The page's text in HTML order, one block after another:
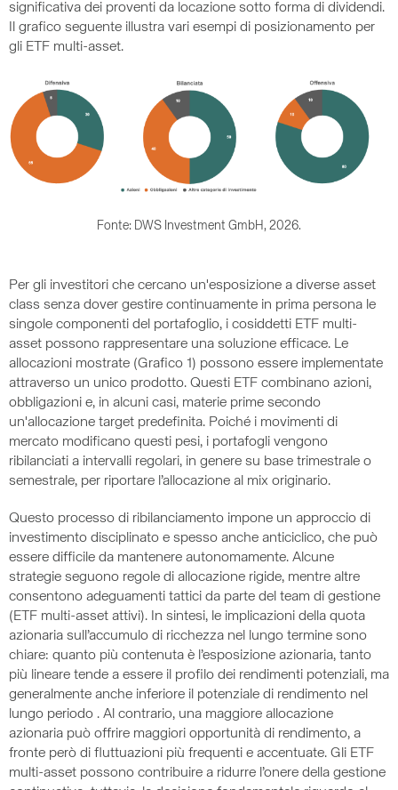
significativa dei proventi da locazione sotto forma di dividendi.
Il grafico seguente illustra vari esempi di posizionamento per
gli ETF multi-asset.
Fonte: DWS Investment GmbH, 2026.
Per gli investitori che cercano un'esposizione a diverse asset
class senza dover gestire continuamente in prima persona le
singole componenti del portafoglio, i cosiddetti ETF multi-
asset possono rappresentare una soluzione efficace. Le
allocazioni mostrate (Grafico 1) possono essere implementate
attraverso un unico prodotto. Questi ETF combinano azioni,
obbligazioni e, in alcuni casi, materie prime secondo
un'allocazione target predefinita. Poiché i movimenti di
mercato modificano questi pesi, i portafogli vengono
ribilanciati a intervalli regolari, in genere su base trimestrale o
semestrale, per riportare l’allocazione al mix originario.
Questo processo di ribilanciamento impone un approccio di
investimento disciplinato e spesso anche anticiclico, che può
essere difficile da mantenere autonomamente. Alcune
strategie seguono regole di allocazione rigide, mentre altre
consentono adeguamenti tattici da parte del team di gestione
(ETF multi-asset attivi). In sintesi, le implicazioni della quota
azionaria sull’accumulo di ricchezza nel lungo termine sono
chiare: quanto più contenuta è l’esposizione azionaria, tanto
più lineare tende a essere il profilo dei rendimenti potenziali, ma
generalmente anche inferiore il potenziale di rendimento nel
lungo periodo . Al contrario, una maggiore allocazione
azionaria può offrire maggiori opportunità di rendimento, a
fronte però di fluttuazioni più frequenti e accentuate. Gli ETF
multi-asset possono contribuire a ridurre l’onere della gestione